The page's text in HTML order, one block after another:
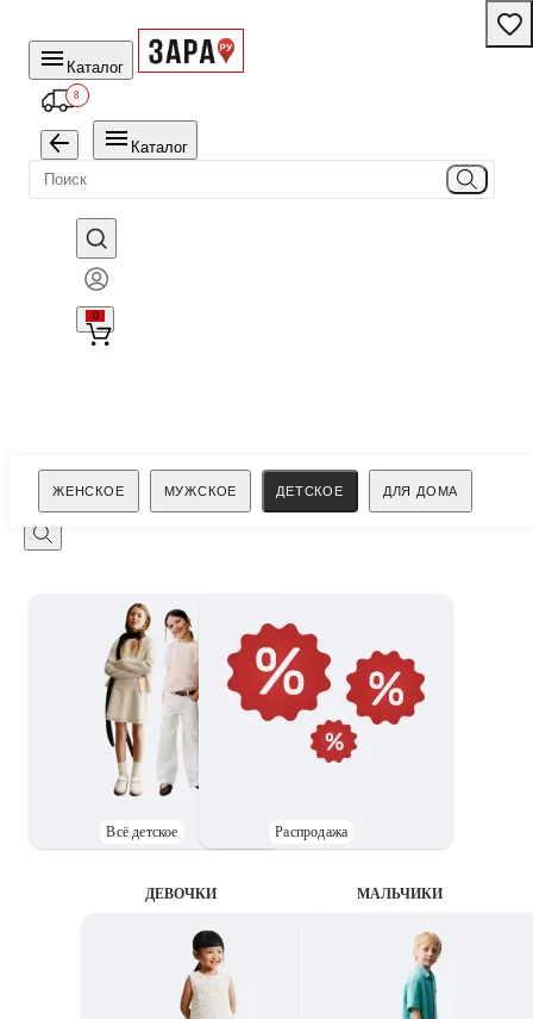
Каталог
8
Каталог
0
ЖЕНСКОЕ МУЖСКОЕ ДЕТСКОЕ ДЛЯ ДОМА
Поиск
Всё детское Распродажа
ДЕВОЧКИ MАЛЬЧИКИ